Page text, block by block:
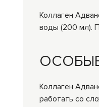
Коллаген
воды (200 мл).
Коллаген
работать со